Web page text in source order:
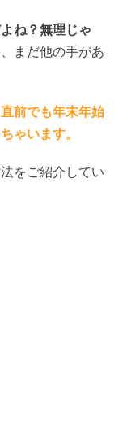
ね？無理じゃ
まだ他の手があ
直前でも年末年始
ゃいます。
をご紹介してい